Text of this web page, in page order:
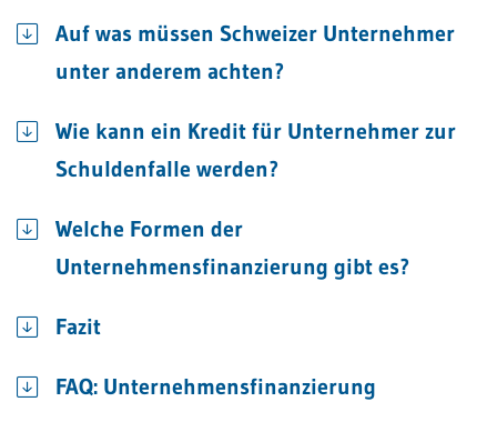
Auf was müssen Schweizer Unternehmer
unter anderem achten?
Wie kann ein Kredit für Unternehmer zur
Schuldenfalle werden?
Welche Formen der
Unternehmensfinanzierung gibt es?
Fazit
FAQ: Unternehmensfinanzierung